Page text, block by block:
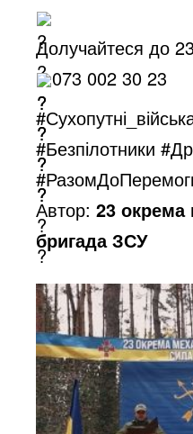
Долучайтеся до
073 002 30 23
#Безпілотники
Автор:23 окрема
бригада ЗСУ